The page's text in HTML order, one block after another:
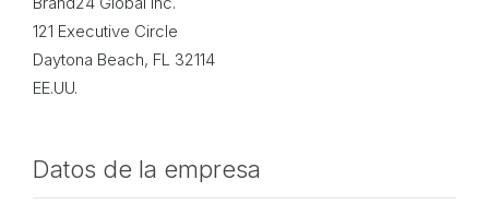
121 Executive Circle
Daytona Beach, FL 32114
EE.UU.
Datos de la empresa